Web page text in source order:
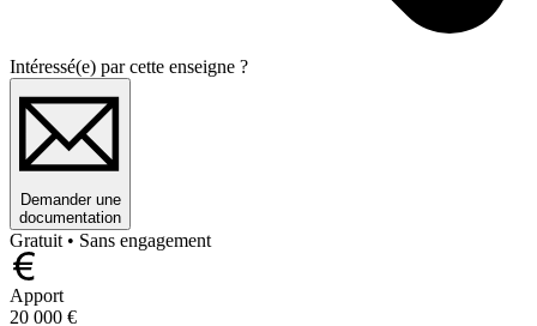
Intéressé(e) par cette enseigne ?
Demander une
documentation
Gratuit • Sans engagement
Apport
20 000 €